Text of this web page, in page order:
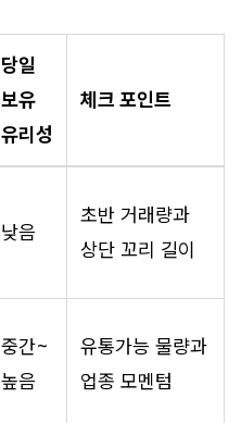
당일
보유
유리성
체크 포인트
낮음
초반 거래량과
상단 꼬리 길이
중간~
높음
유통가능 물량과
업종 모멘텀